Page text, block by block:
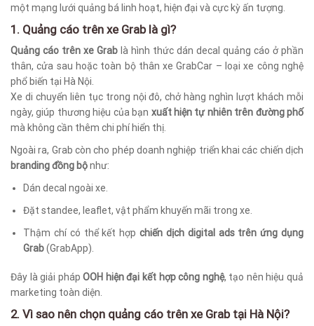
một mạng lưới quảng bá linh hoạt, hiện đại và cực kỳ ấn tượng.
1. Quảng cáo trên xe Grab là gì?
Quảng cáo trên xe Grab là hình thức dán decal quảng cáo ở phần
thân, cửa sau hoặc toàn bộ thân xe GrabCar – loại xe công nghệ
phổ biến tại Hà Nội.
Xe di chuyển liên tục trong nội đô, chở hàng nghìn lượt khách mỗi
ngày, giúp thương hiệu của bạn xuất hiện tự nhiên trên đường phố
mà không cần thêm chi phí hiển thị.
Ngoài ra, Grab còn cho phép doanh nghiệp triển khai các chiến dịch
branding đồng bộnhư:
Dán decal ngoài xe.
Đặt standee, leaflet, vật phẩm khuyến mãi trong xe.
Thậm chí có thể kết hợpchiến dịch digital ads trên ứng dụng
Grab(GrabApp).
Đây là giải phápOOH hiện đại kết hợp công nghệ, tạo nên hiệu quả
marketing toàn diện.
2. Vì sao nên chọn quảng cáo trên xe Grab tại Hà Nội?